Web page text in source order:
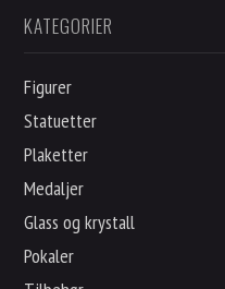
KATEGORIER
Figurer
Statuetter
Plaketter
Medaljer
Glass og krystall
Pokaler